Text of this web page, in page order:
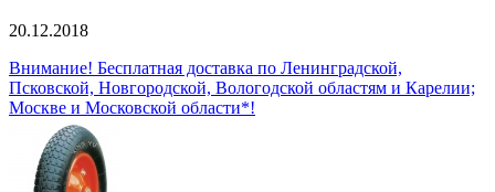
20.12.2018
Внимание! Бесплатная доставка по Ленинградской,
Псковской, Новгородской, Вологодской областям и Карелии;
Москве и Московской области*!